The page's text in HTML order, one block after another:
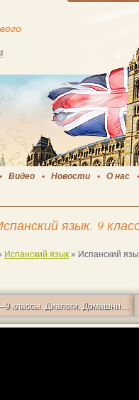
Видео Новости О нас
язык. 9
Испанский язык » Испанский
Испанский язык 5–9 классы. Диалоги. Домашние животные.